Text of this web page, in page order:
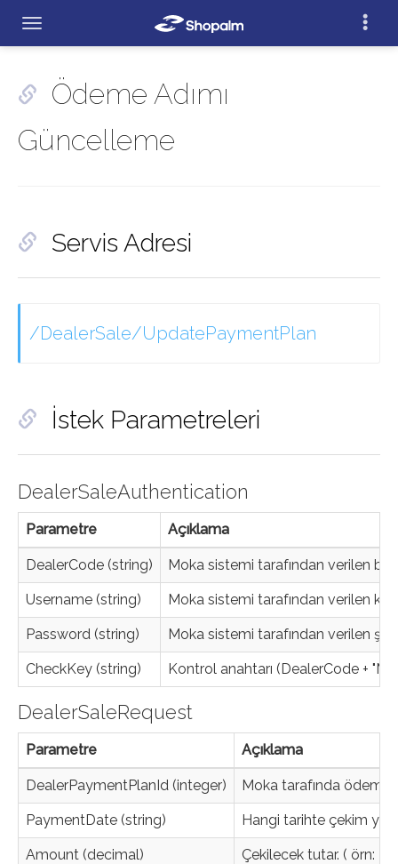
Ödeme Adımı
Güncelleme
Servis Adresi
/DealerSale/UpdatePaymentPlan
İstek Parametreleri
DealerSaleAuthentication
Parametre Açıklama
DealerCode (string) Moka sistemi tarafından verilen
Username (string) Moka sistemi tarafından verilen
Password (string) Moka sistemi tarafından verilen
CheckKey (string) Kontrol anahtarı (DealerCode +
DealerSaleRequest
Parametre Açıklama
DealerPaymentPlanId (integer) Moka tarafında ödeme
PaymentDate (string) Hangi tarihte çekim
Amount (decimal) Çekilecek tutar. ( örn: